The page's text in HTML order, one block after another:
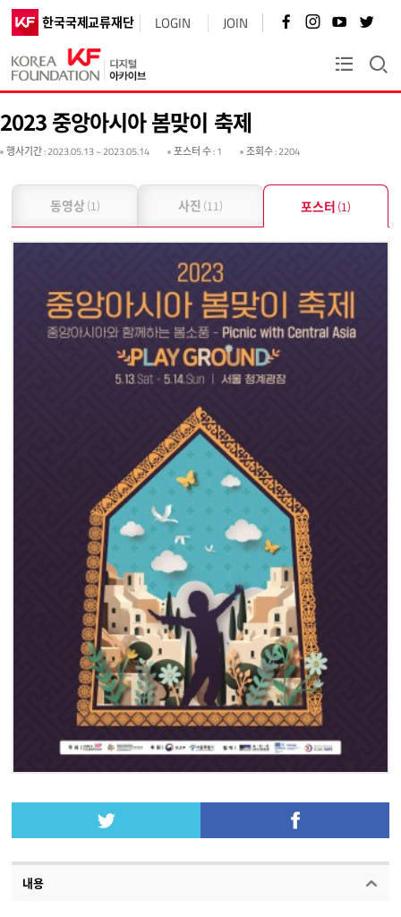
한국국제교류재단 LOGIN JOIN 페
이
로
인
스
바
유
튜
브
바
가
트
터
바
로
가
KF플러스
2023 중앙아시아 봄맞이 축제
행사기간: 2023.05.13 ~ 2023.05.14 포스터 수: 1 조회수: 2204
동영상(1) 사진 (11) 포스터 (1)
내용